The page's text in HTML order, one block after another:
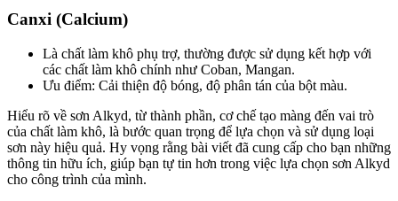
Canxi (Calcium)
Là chất làm khô phụ trợ, thường được sử dụng kết hợp với
các chất làm khô chính như Coban, Mangan.
Ưu điểm: Cải thiện độ bóng, độ phân tán của bột màu.
Hiểu rõ về sơn Alkyd, từ thành phần, cơ chế tạo màng đến vai trò
của chất làm khô, là bước quan trọng để lựa chọn và sử dụng loại
sơn này hiệu quả. Hy vọng rằng bài viết đã cung cấp cho bạn những
thông tin hữu ích, giúp bạn tự tin hơn trong việc lựa chọn sơn Alkyd
cho công trình của mình.